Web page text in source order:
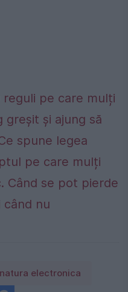
reguli pe care mulți
și ajung să
spune legea
pe care mulți
Când se pot pierde
când nu
electronica